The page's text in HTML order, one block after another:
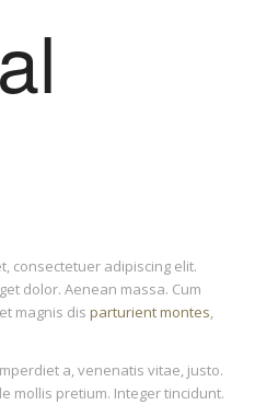
consectetuer adipiscing elit.
dolor. Aenean massa. Cum
magnis dis parturient montes,
a, venenatis vitae, justo.
mollis pretium. Integer tincidunt.